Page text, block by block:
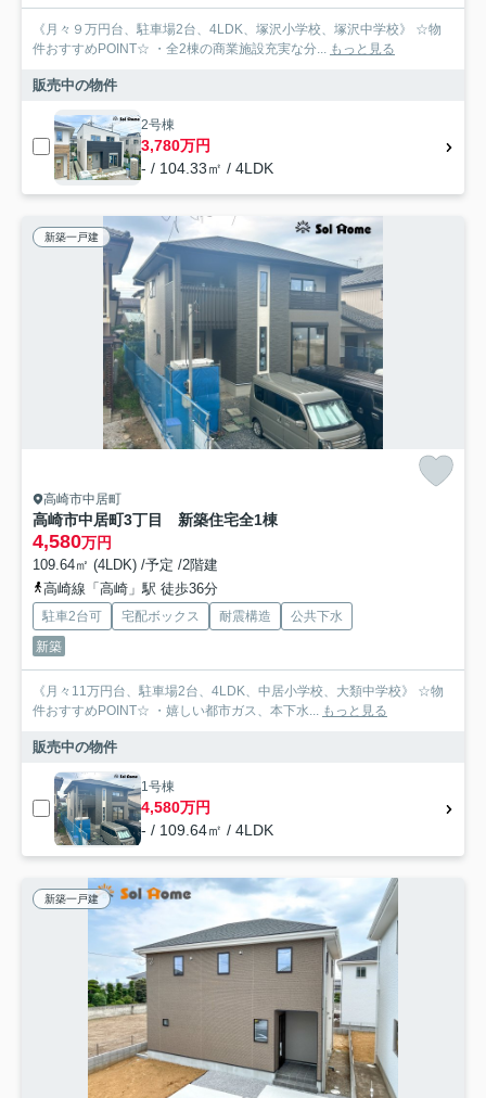
《月々９万円台、駐車場2台、4LDK、塚沢小学校、塚沢中学校》 ☆物
件おすすめPOINT☆ ・全2棟の商業施設充実な分...
もっと見る
販売中の物件
2号棟
3,780万円
- / 104.33㎡ / 4LDK
新築一戸建
高崎市中居町
高崎市中居町3丁目 新築住宅全1棟
4,580万円
109.64㎡ (4LDK) /予定 /2階建
高崎線「高崎」駅 徒歩36分
駐車2台可 宅配ボックス 耐震構造
公共下水
新築
《月々11万円台、駐車場2台、4LDK、中居小学校、大類中学校》 ☆物
件おすすめPOINT☆ ・嬉しい都市ガス、本下水... もっと見る
販売中の物件
1号棟
4,580万円
- / 109.64㎡ / 4LDK
新築一戸建